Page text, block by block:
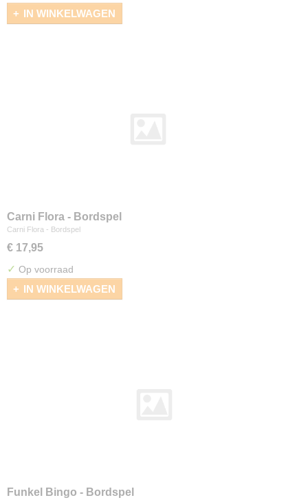
IN WINKELWAGEN
Carni Flora - Bordspel
Carni Flora - Bordspel
€ 17,95
✓ Op voorraad
IN WINKELWAGEN
Funkel Bingo - Bordspel